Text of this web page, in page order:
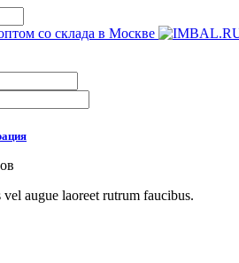
augue laoreet rutrum faucibus.